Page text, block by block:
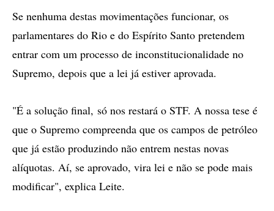
Se nenhuma destas movimentações funcionar, os
parlamentares do Rio e do Espírito Santo pretendem
entrar com um processo de inconstitucionalidade no
Supremo, depois que a lei já estiver aprovada.
"É a solução final, só nos restará o STF. A nossa tese é
que o Supremo compreenda que os campos de petróleo
que já estão produzindo não entrem nestas novas
alíquotas. Aí, se aprovado, vira lei e não se pode mais
modificar", explica Leite.